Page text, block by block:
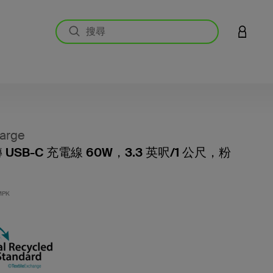
登入您
USB-C 充電線 60W，3.3 英呎/1 公尺，粉